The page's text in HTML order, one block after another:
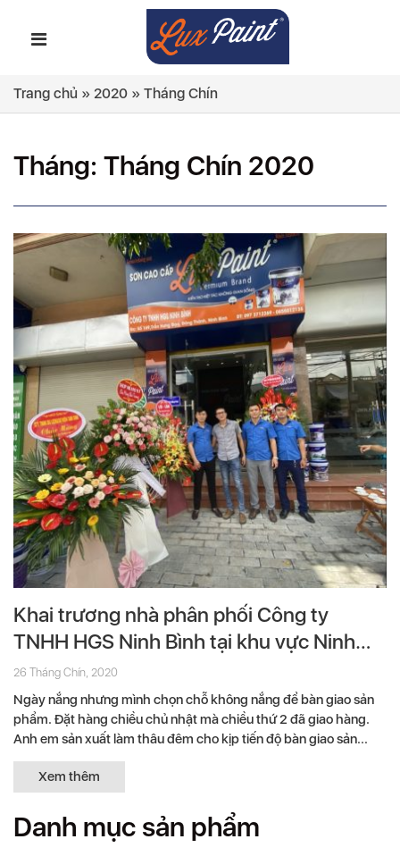
Trang chủ » 2020 » Tháng Chín
Tháng: Tháng Chín 2020
Khai trương nhà phân phối Công ty
TNHH HGS Ninh Bình tại khu vực Ninh
Bình
26 Tháng Chín, 2020
Ngày nắng nhưng mình chọn chỗ không nắng để bàn giao sản
phẩm. Đặt hàng chiều chủ nhật mà chiều thứ 2 đã giao hàng.
Anh em sản xuất làm thâu đêm cho kịp tiến độ bàn giao sản...
Xem thêm
Danh mục sản phẩm